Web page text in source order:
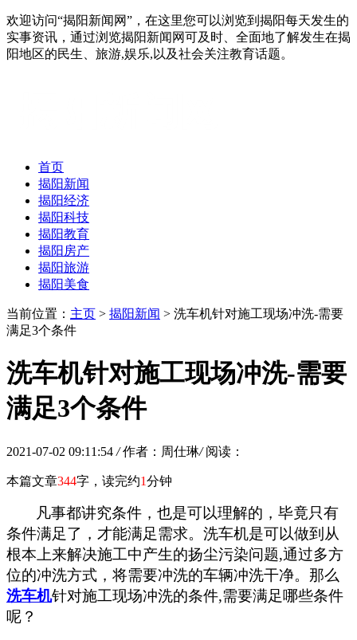
欢迎访问“揭阳新闻网”，在这里您可以浏览到揭阳每天发生的
实事资讯，通过浏览揭阳新闻网可及时、全面地了解发生在揭
阳地区的民生、旅游,娱乐,以及社会关注教育话题。
首页
揭阳新闻
揭阳经济
揭阳科技
揭阳教育
揭阳房产
揭阳旅游
揭阳美食
当前位置： 主页 > 揭阳新闻 > 洗车机针对施工现场冲洗-需要
满足3个条件
洗车机针对施工现场冲洗-需要
满足3个条件
2021-07-02 09:11:54 / 作者：周仕琳/ 阅读：
本篇文章344字，读完约1分钟
凡事都讲究条件，也是可以理解的，毕竟只有
条件满足了，才能满足需求。 洗车机是可以做到从
根本上来解决施工中产生的扬尘污染问题,通过多方
位的冲洗方式，将需要冲洗的车辆冲洗干净。那么
洗车机针对施工现场冲洗的条件,需要满足哪些条件
呢？